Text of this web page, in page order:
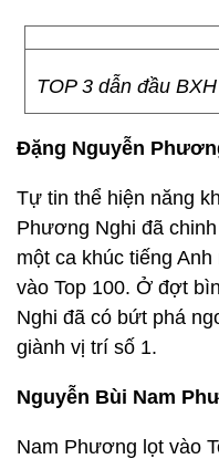
TOP 3 dẫn đầu
Đặng Nguyễn
Tự tin thể hiện năng
Phương Nghi đã
một ca khúc tiếng
vào Top 100. Ở đợt
Nghi đã có bứt phá
giành vị trí số 1.
Nguyễn Bùi Nam
Nam Phương lọt vào